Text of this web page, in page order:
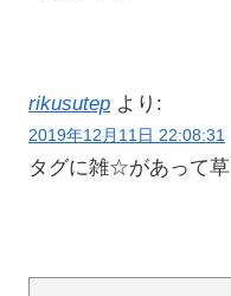
rikusutep より:
2019年12月11日 22:08:31
タグに雑☆があって草